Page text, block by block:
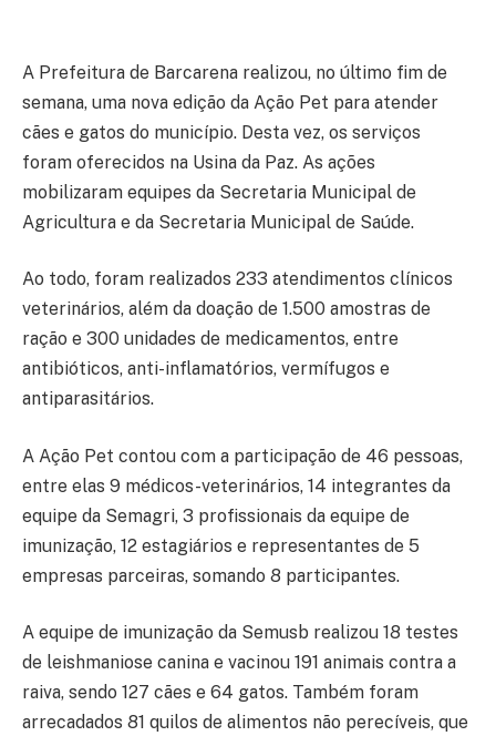
A Prefeitura de Barcarena realizou, no último fim de
semana, uma nova edição da Ação Pet para atender
cães e gatos do município. Desta vez, os serviços
foram oferecidos na Usina da Paz. As ações
mobilizaram equipes da Secretaria Municipal de
Agricultura e da Secretaria Municipal de Saúde.
Ao todo, foram realizados 233 atendimentos clínicos
veterinários, além da doação de 1.500 amostras de
ração e 300 unidades de medicamentos, entre
antibióticos, anti-inflamatórios, vermífugos e
antiparasitários.
A Ação Pet contou com a participação de 46 pessoas,
entre elas 9 médicos-veterinários, 14 integrantes da
equipe da Semagri, 3 profissionais da equipe de
imunização, 12 estagiários e representantes de 5
empresas parceiras, somando 8 participantes.
A equipe de imunização da Semusb realizou 18 testes
de leishmaniose canina e vacinou 191 animais contra a
raiva, sendo 127 cães e 64 gatos. Também foram
arrecadados 81 quilos de alimentos não perecíveis, que